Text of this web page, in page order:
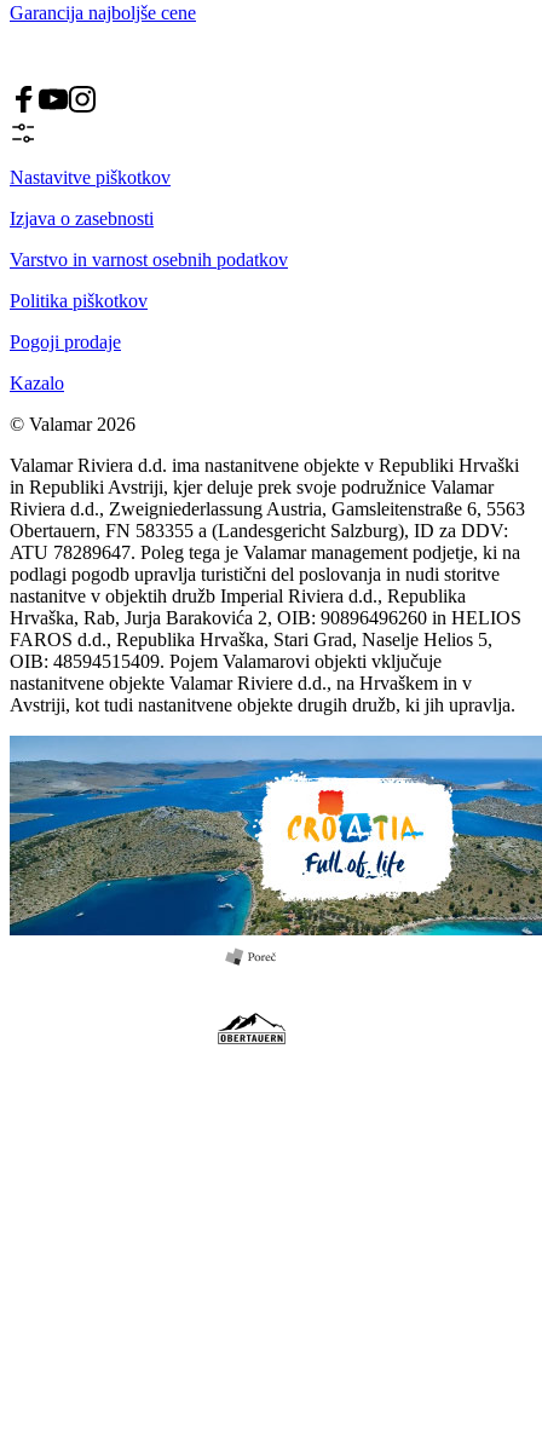
Garancija najboljše cene
Nastavitve piškotkov
Izjava o zasebnosti
Varstvo in varnost osebnih podatkov
Politika piškotkov
Pogoji prodaje
Kazalo
© Valamar 2026
Valamar Riviera d.d. ima nastanitvene objekte v Republiki Hrvaški
in Republiki Avstriji, kjer deluje prek svoje podružnice Valamar
Riviera d.d., Zweigniederlassung Austria, Gamsleitenstraße 6, 5563
Obertauern, FN 583355 a (Landesgericht Salzburg), ID za DDV:
ATU 78289647. Poleg tega je Valamar management podjetje, ki na
podlagi pogodb upravlja turistični del poslovanja in nudi storitve
nastanitve v objektih družb Imperial Riviera d.d., Republika
Hrvaška, Rab, Jurja Barakovića 2, OIB: 90896496260 in HELIOS
FAROS d.d., Republika Hrvaška, Stari Grad, Naselje Helios 5,
OIB: 48594515409. Pojem Valamarovi objekti vključuje
nastanitvene objekte Valamar Riviere d.d., na Hrvaškem in v
Avstriji, kot tudi nastanitvene objekte drugih družb, ki jih upravlja.